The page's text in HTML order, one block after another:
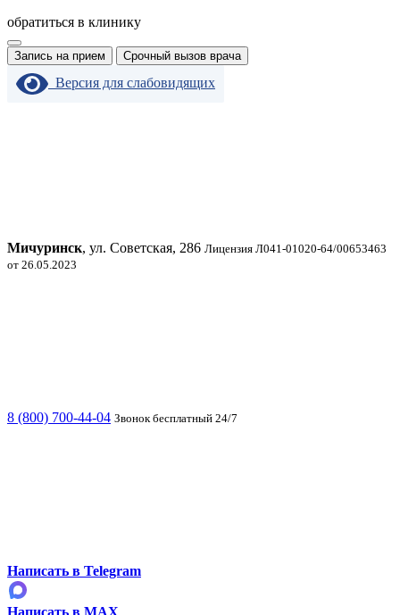
обратиться в клинику
Запись на прием Срочный вызов врача
Версия для слабовидящих
Мичуринск, ул. Советская, 286 Лицензия Л041-01020-64/00653463
от 26.05.2023
8 (800) 700-44-04 Звонок бесплатный 24/7
Написать в Telegram
Написать в MAX